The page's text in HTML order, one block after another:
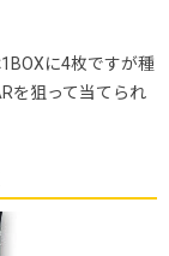
に4枚ですが種
を狙って当てられ